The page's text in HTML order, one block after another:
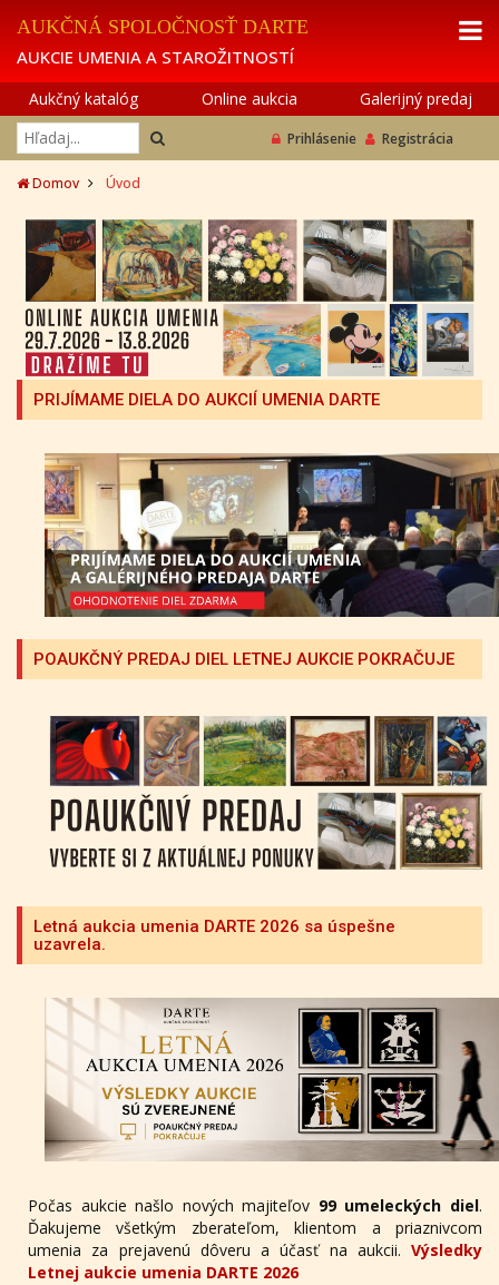
AUKČNÁ SPOLOČNOSŤ DARTE
AUKCIE UMENIA A STAROŽITNOSTÍ
Aukčný katalóg Online aukcia Galerijný predaj
Prihlásenie Registrácia
Domov Úvod
PRIJÍMAME DIELA DO AUKCIÍ UMENIA DARTE
POAUKČNÝ PREDAJ DIEL LETNEJ AUKCIE POKRAČUJE
Letná aukcia umenia DARTE 2026 sa úspešne
uzavrela.
Počas aukcie našlo nových majiteľov 99 umeleckých diel.
Ďakujeme všetkým zberateľom, klientom a priaznivcom
umenia za prejavenú dôveru a účasť na aukcii. Výsledky
Letnej aukcie umenia DARTE 2026